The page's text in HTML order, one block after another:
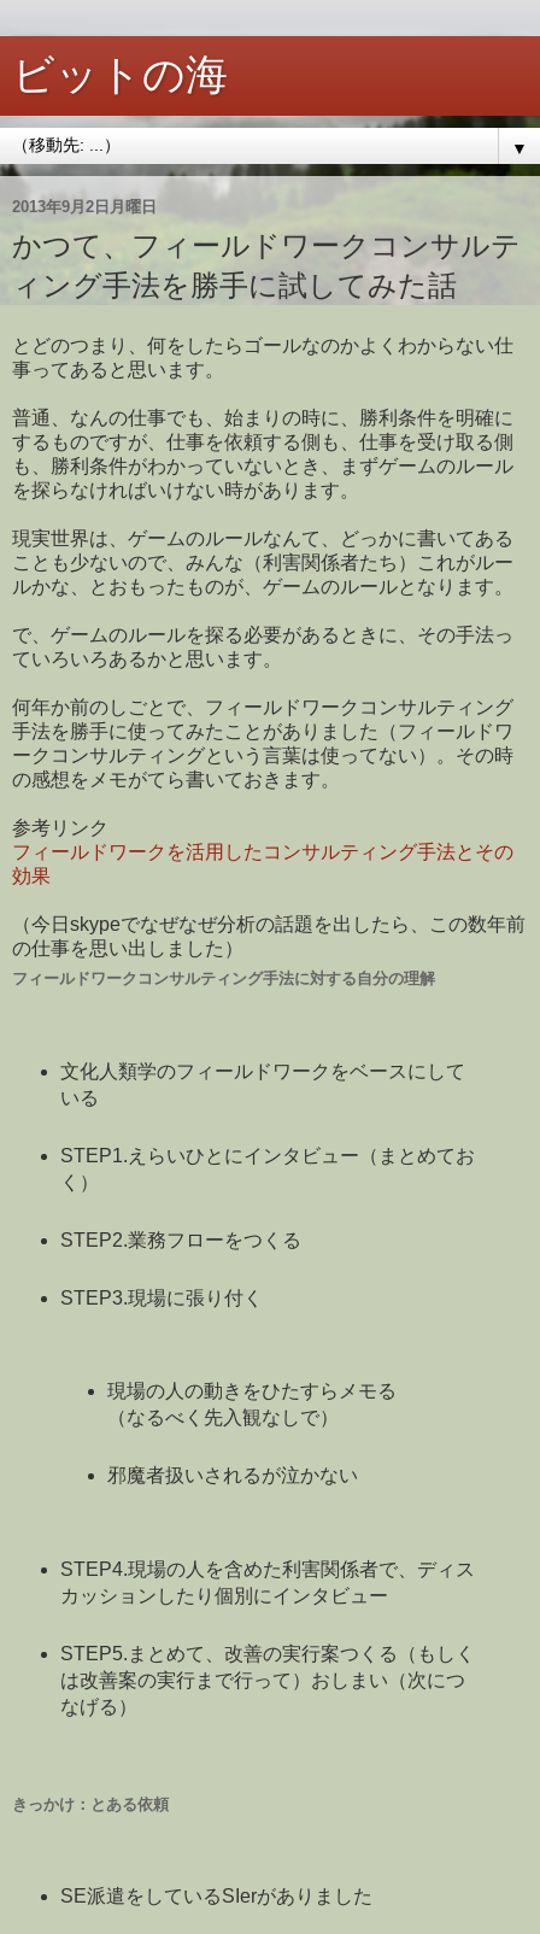
ビットの海
▼
2013年9月2日月曜日
かつて、フィールドワークコンサルテ
ィング手法を勝手に試してみた話
とどのつまり、何をしたらゴールなのかよくわからない仕
事ってあると思います。
普通、なんの仕事でも、始まりの時に、勝利条件を明確に
するものですが、仕事を依頼する側も、仕事を受け取る側
も、勝利条件がわかっていないとき、まずゲームのルール
を探らなければいけない時があります。
現実世界は、ゲームのルールなんて、どっかに書いてある
ことも少ないので、みんな（利害関係者たち）これがルー
ルかな、とおもったものが、ゲームのルールとなります。
で、ゲームのルールを探る必要があるときに、その手法っ
ていろいろあるかと思います。
何年か前のしごとで、フィールドワークコンサルティング
手法を勝手に使ってみたことがありました（フィールドワ
ークコンサルティングという言葉は使ってない）。その時
の感想をメモがてら書いておきます。
参考リンク
フィールドワークを活用したコンサルティング手法とその
効果
（今日skypeでなぜなぜ分析の話題を出したら、この数年前
の仕事を思い出しました）
フィールドワークコンサルティング手法に対する自分の理解
文化人類学のフィールドワークをベースにして
いる
STEP1.えらいひとにインタビュー（まとめてお
く）
STEP2.業務フローをつくる
STEP3.現場に張り付く
現場の人の動きをひたすらメモる
（なるべく先入観なしで）
邪魔者扱いされるが泣かない
STEP4.現場の人を含めた利害関係者で、ディス
カッションしたり個別にインタビュー
STEP5.まとめて、改善の実行案つくる（もしく
は改善案の実行まで行って）おしまい（次につ
なげる）
きっかけ：とある依頼
SE派遣をしているSIerがありました